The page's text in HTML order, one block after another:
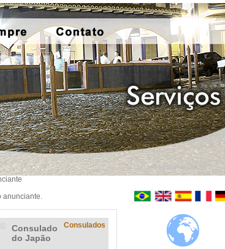
anunciante.
Consulado
do Japão
Consulados